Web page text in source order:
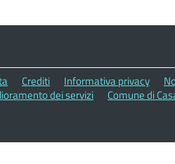
Crediti Informativa privacy
dei servizi
Comune di